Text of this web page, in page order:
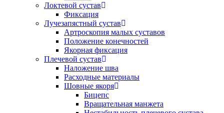
Локтевой сустав
Фиксация
Лучезапястный сустав
Артроскопия малых суставов
Положение конечностей
Якорная фиксация
Плечевой сустав
Наложение шва
Расходные материалы
Шовные якоря
Бицепс
Вращательная манжета